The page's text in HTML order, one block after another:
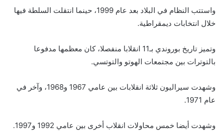
واستتب النظام في البلاد بعد عام 1999، حينما انتقلت السلطة فيها
خلال انتخابات ديمقراطية.
وتميز تاريخ بوروندي بـ11 انقلابا منفصلا، كان معظمها مدفوعا
بالتوترات بين مجتمعات الهوتو والتوتسي.
وشهدت سيراليون ثلاثة انقلابات بين عامي 1967 و1968، وآخر في
عام 1971.
وشهدت أيضا خمس محاولات انقلاب أخرى بين عامي 1992 و1997.